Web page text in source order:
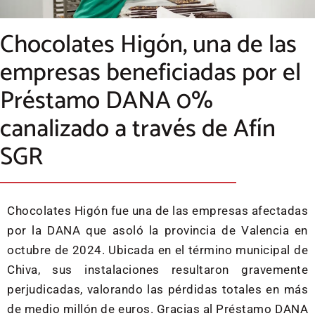
Chocolates Higón, una de las
empresas beneficiadas por el
Préstamo DANA 0%
canalizado a través de Afín
SGR
Chocolates Higón fue una de las empresas afectadas
por la DANA que asoló la provincia de Valencia en
octubre de 2024. Ubicada en el término municipal de
Chiva, sus instalaciones resultaron gravemente
perjudicadas, valorando las pérdidas totales en más
de medio millón de euros. Gracias al Préstamo DANA